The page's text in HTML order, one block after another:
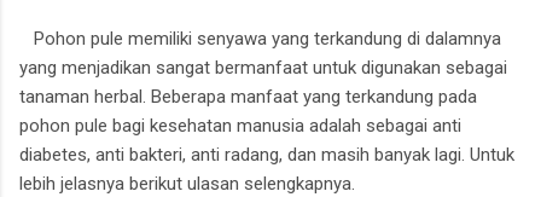
Pohon pule memiliki senyawa yang terkandung di dalamnya
yang menjadikan sangat bermanfaat untuk digunakan sebagai
tanaman herbal. Beberapa manfaat yang terkandung pada
pohon pule bagi kesehatan manusia adalah sebagai anti
diabetes, anti bakteri, anti radang, dan masih banyak lagi. Untuk
lebih jelasnya berikut ulasan selengkapnya.